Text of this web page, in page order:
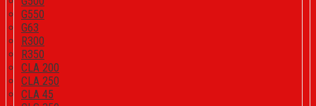
G550
G63
R300
R350
CLA 200
CLA 250
CLA 45